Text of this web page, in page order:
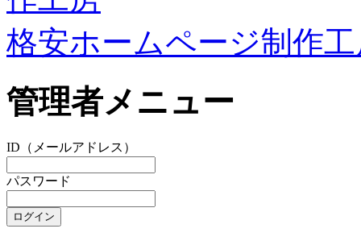
格安ホームページ制作
管理者メニュー
ID（メールアドレス）
パスワード